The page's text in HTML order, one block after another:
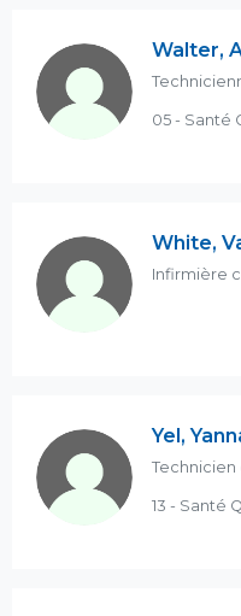
Walter,
05 - Santé
White,
Infirmière
Yel,
Technicien
13 - Santé